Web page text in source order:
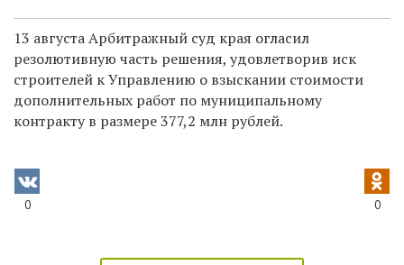
13 августа Арбитражный суд края огласил
резолютивную часть решения, удовлетворив иск
строителей к Управлению о взыскании стоимости
дополнительных работ по муниципальному
контракту в размере 377,2 млн рублей.
0 0